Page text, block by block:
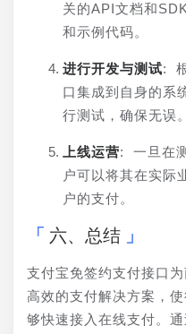
关的API文档和
和示例代码。
进行开发与测试:
口集成到自身的系
行测试，确保无误。
上线运营: 一旦在
户可以将其在实际
户的支付。
六、总结
支付宝免签约支付接口
高效的支付解决方案，
够快速接入在线支付。